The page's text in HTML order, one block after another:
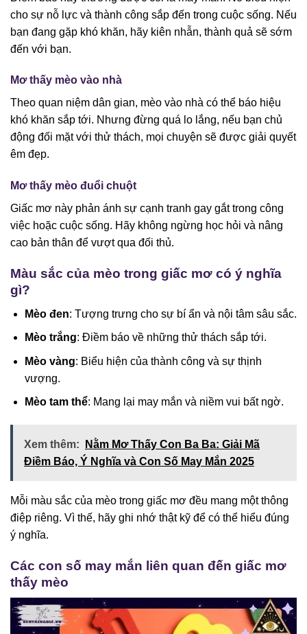
cho sự nỗ lực và thành công sắp đến trong cuộc sống. Nếu
bạn đang gặp khó khăn, hãy kiên nhẫn, thành quả sẽ sớm
đến với bạn.
Mơ thấy mèo vào nhà
Theo quan niệm dân gian, mèo vào nhà có thể báo hiệu
khó khăn sắp tới. Nhưng đừng quá lo lắng, nếu bạn chủ
động đối mặt với thử thách, mọi chuyện sẽ được giải quyết
êm đẹp.
Mơ thấy mèo đuổi chuột
Giấc mơ này phản ánh sự cạnh tranh gay gắt trong công
việc hoặc cuộc sống. Hãy không ngừng học hỏi và nâng
cao bản thân để vượt qua đối thủ.
Màu sắc của mèo trong giấc mơ có ý nghĩa
gì?
Mèo đen: Tượng trưng cho sự bí ẩn và nội tâm sâu sắc.
Mèo trắng: Điềm báo về những thử thách sắp tới.
Mèo vàng: Biểu hiện của thành công và sự thịnh
vượng.
Mèo tam thể: Mang lại may mắn và niềm vui bất ngờ.
Xem thêm:
Nằm Mơ Thấy Con Ba Ba: Giải Mã
Điềm Báo, Ý Nghĩa và Con Số May Mắn 2025
Mỗi màu sắc của mèo trong giấc mơ đều mang một thông
điệp riêng. Vì thế, hãy ghi nhớ thật kỹ để có thể hiểu đúng
ý nghĩa.
Các con số may mắn liên quan đến giấc mơ
thấy mèo